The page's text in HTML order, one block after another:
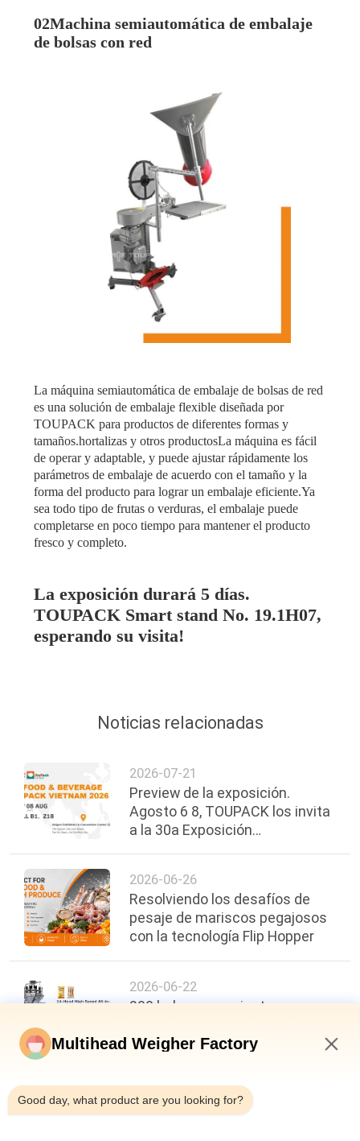
02Machina semiautomática de embalaje
de bolsas con red
La máquina semiautomática de embalaje de bolsas de red
es una solución de embalaje flexible diseñada por
TOUPACK para productos de diferentes formas y
tamaños.hortalizas y otros productosLa máquina es fácil
de operar y adaptable, y puede ajustar rápidamente los
parámetros de embalaje de acuerdo con el tamaño y la
forma del producto para lograr un embalaje eficiente.Ya
sea todo tipo de frutas o verduras, el embalaje puede
completarse en poco tiempo para mantener el producto
fresco y completo.
La exposición durará 5 días.
TOUPACK Smart stand No. 19.1H07,
esperando su visita!
Noticias relacionadas
2026-07-21
Preview de la exposición.
Agosto 6 8, TOUPACK los invita
a la 30a Exposición
2026-06-26
Resolviendo los desafíos de
pesaje de mariscos pegajosos
con la tecnología Flip Hopper
2026-06-22
200 bolsas por minuto,
punto de referencia en la
Multihead Weigher Factory
Good day, what product are you looking for?